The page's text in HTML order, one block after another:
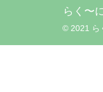
らく〜
© 2021 ら